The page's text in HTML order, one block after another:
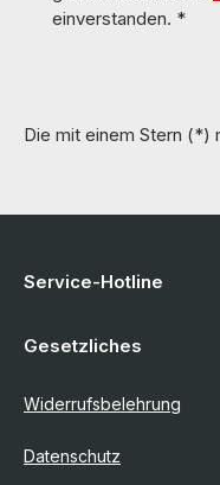
einverstanden. *
Die mit einem Stern (*)
Service-Hotline
Gesetzliches
Widerrufsbelehrung
Datenschutz